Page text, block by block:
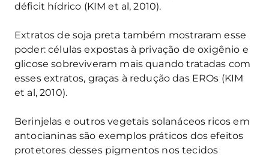
déficit hídrico (KIM et al, 2010).
Extratos de soja preta também mostraram esse
poder: células expostas à privação de oxigênio e
glicose sobreviveram mais quando tratadas com
esses extratos, graças à redução das EROs (KIM
et al, 2010).
Berinjelas e outros vegetais solanáceos ricos em
antocianinas são exemplos práticos dos efeitos
protetores desses pigmentos nos tecidos